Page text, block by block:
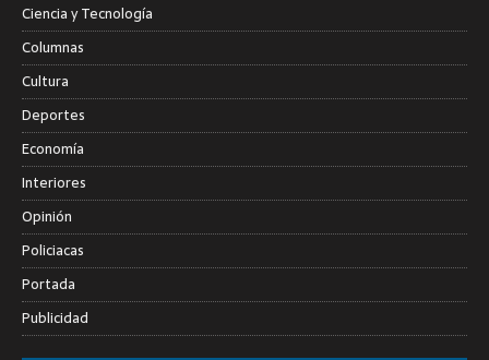
Ciencia y Tecnología
Columnas
Cultura
Deportes
Economía
Interiores
Opinión
Policiacas
Portada
Publicidad